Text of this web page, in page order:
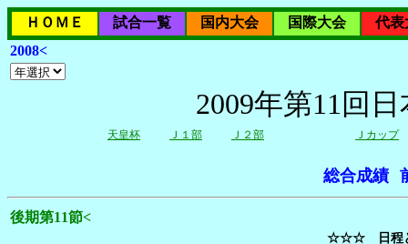
ＨＯＭＥ 試合一覧 国内大会 国際大会
代表
2008<
2009年第11回
天皇杯 Ｊ１部 Ｊ２部 Ｊカップ
総合成績
後期第11節<
☆☆☆ 日程